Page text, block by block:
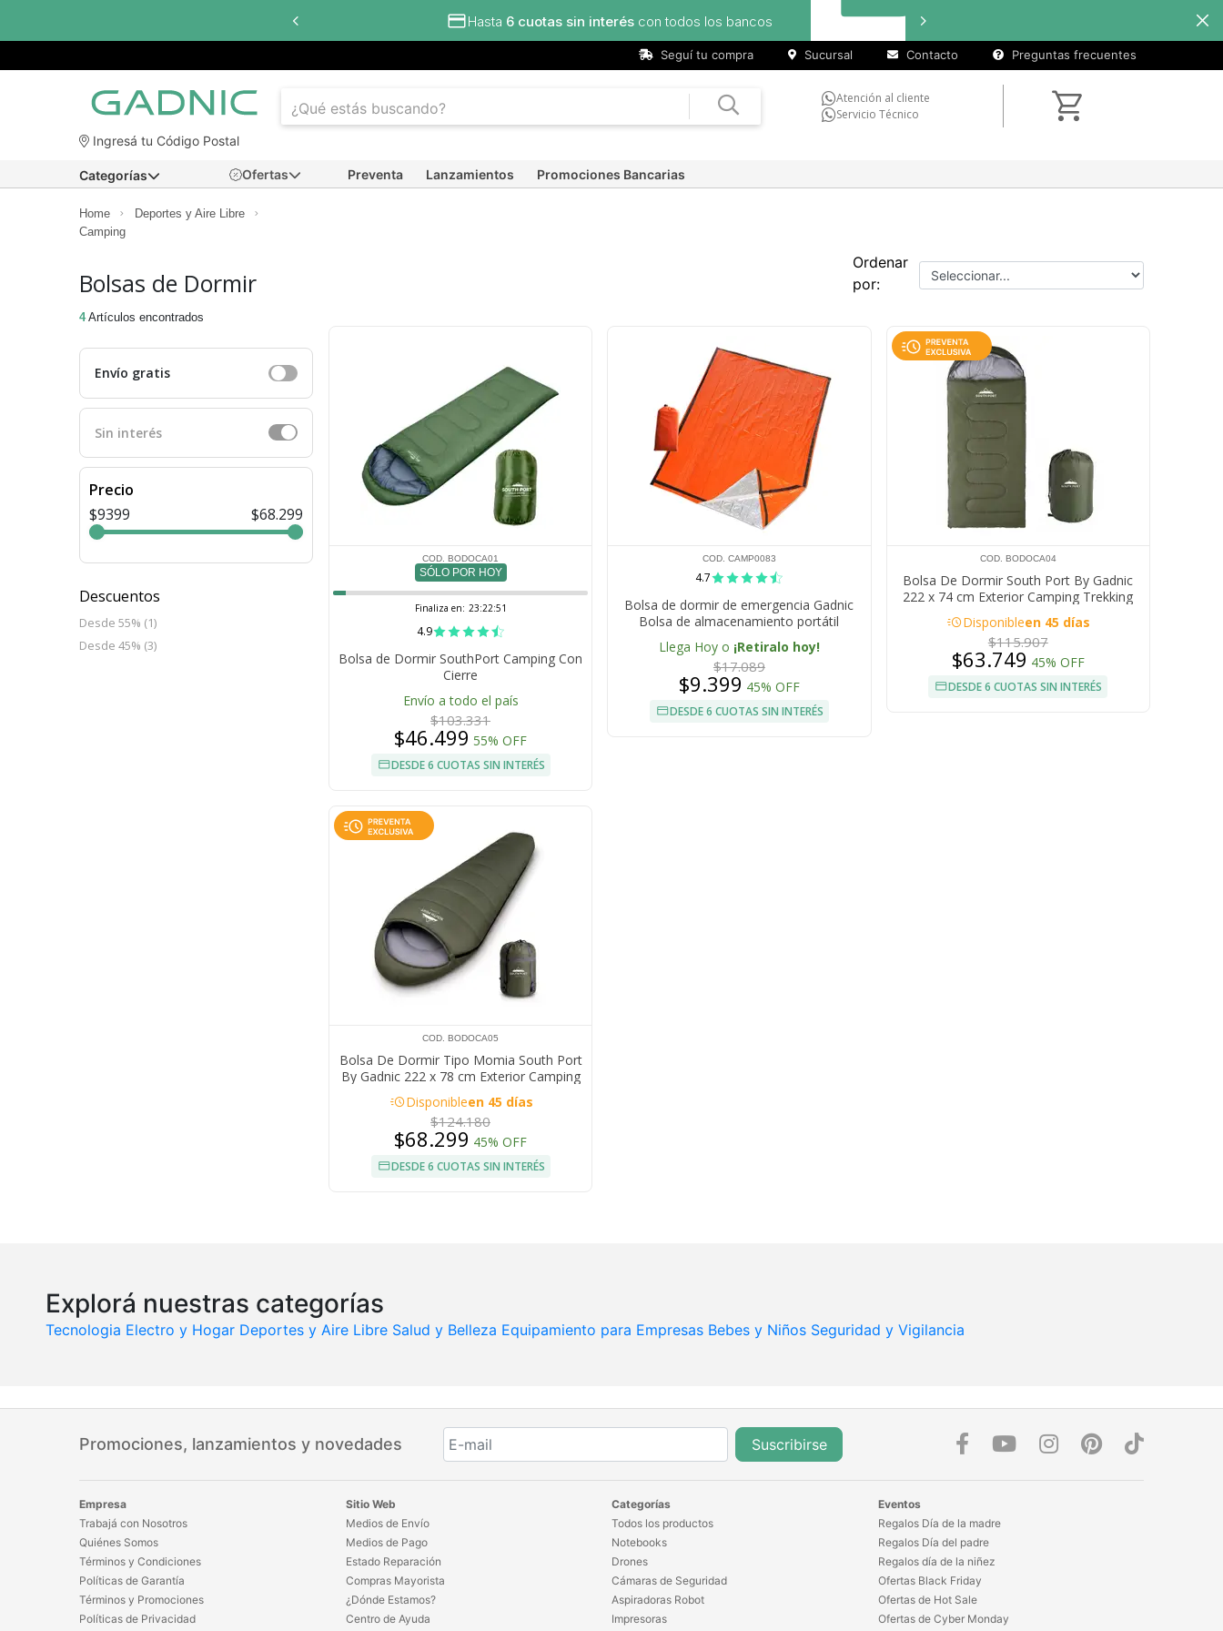
Hasta 6 cuotas sin interés con todos los bancos
Seguí tu compra Sucursal Contacto Preguntas frecuentes
Atención al cliente
Servicio Técnico
Ingresá tu Código Postal
Ofertas Preventa Lanzamientos Promociones Bancarias
Categorías
Home
Deportes y Aire Libre
Camping
Bolsas de Dormir
4Artículos encontrados
Envío gratis
Sin interés
Precio
$9399
$68.299
Descuentos
Desde 55% (1)
Desde 45% (3)
Ordenar
por:
COD. BODOCA01
SÓLO POR HOY
Finaliza en: 23:22:51
4.9
Bolsa de Dormir SouthPort Camping Con
Cierre
Envío a todo el país
$103.331
$46.499 55% OFF
DESDE 6 CUOTAS SIN INTERÉS
COD. CAMP0083
4.7
Bolsa de dormir de emergencia Gadnic
Bolsa de almacenamiento portátil
Llega Hoy o ¡Retiralo hoy!
$17.089
$9.399 45% OFF
DESDE 6 CUOTAS SIN INTERÉS
COD. BODOCA04
Bolsa De Dormir South Port By Gadnic
222 x 74 cm Exterior Camping Trekking
acuteDisponibleen 45 días
$115.907
$63.749 45% OFF
DESDE 6 CUOTAS SIN INTERÉS
COD. BODOCA05
Bolsa De Dormir Tipo Momia South Port
By Gadnic 222 x 78 cm Exterior Camping
Trekking
acuteDisponibleen 45 días
$124.180
$68.299 45% OFF
DESDE 6 CUOTAS SIN INTERÉS
Explorá nuestras categorías
Tecnologia Electro y Hogar Deportes y Aire Libre Salud y Belleza Equipamiento para Empresas Bebes y Niños Seguridad y Vigilancia
Promociones, lanzamientos y novedades Suscribirse
Empresa
Trabajá con Nosotros
Quiénes Somos
Términos y Condiciones
Políticas de Garantía
Términos y Promociones
Políticas de Privacidad
Sitio Web
Medios de Envío
Medios de Pago
Estado Reparación
Compras Mayorista
¿Dónde Estamos?
Centro de Ayuda
Categorías
Todos los productos
Notebooks
Drones
Cámaras de Seguridad
Aspiradoras Robot
Impresoras
Eventos
Regalos Día de la madre
Regalos Día del padre
Regalos día de la niñez
Ofertas Black Friday
Ofertas de Hot Sale
Ofertas de Cyber Monday